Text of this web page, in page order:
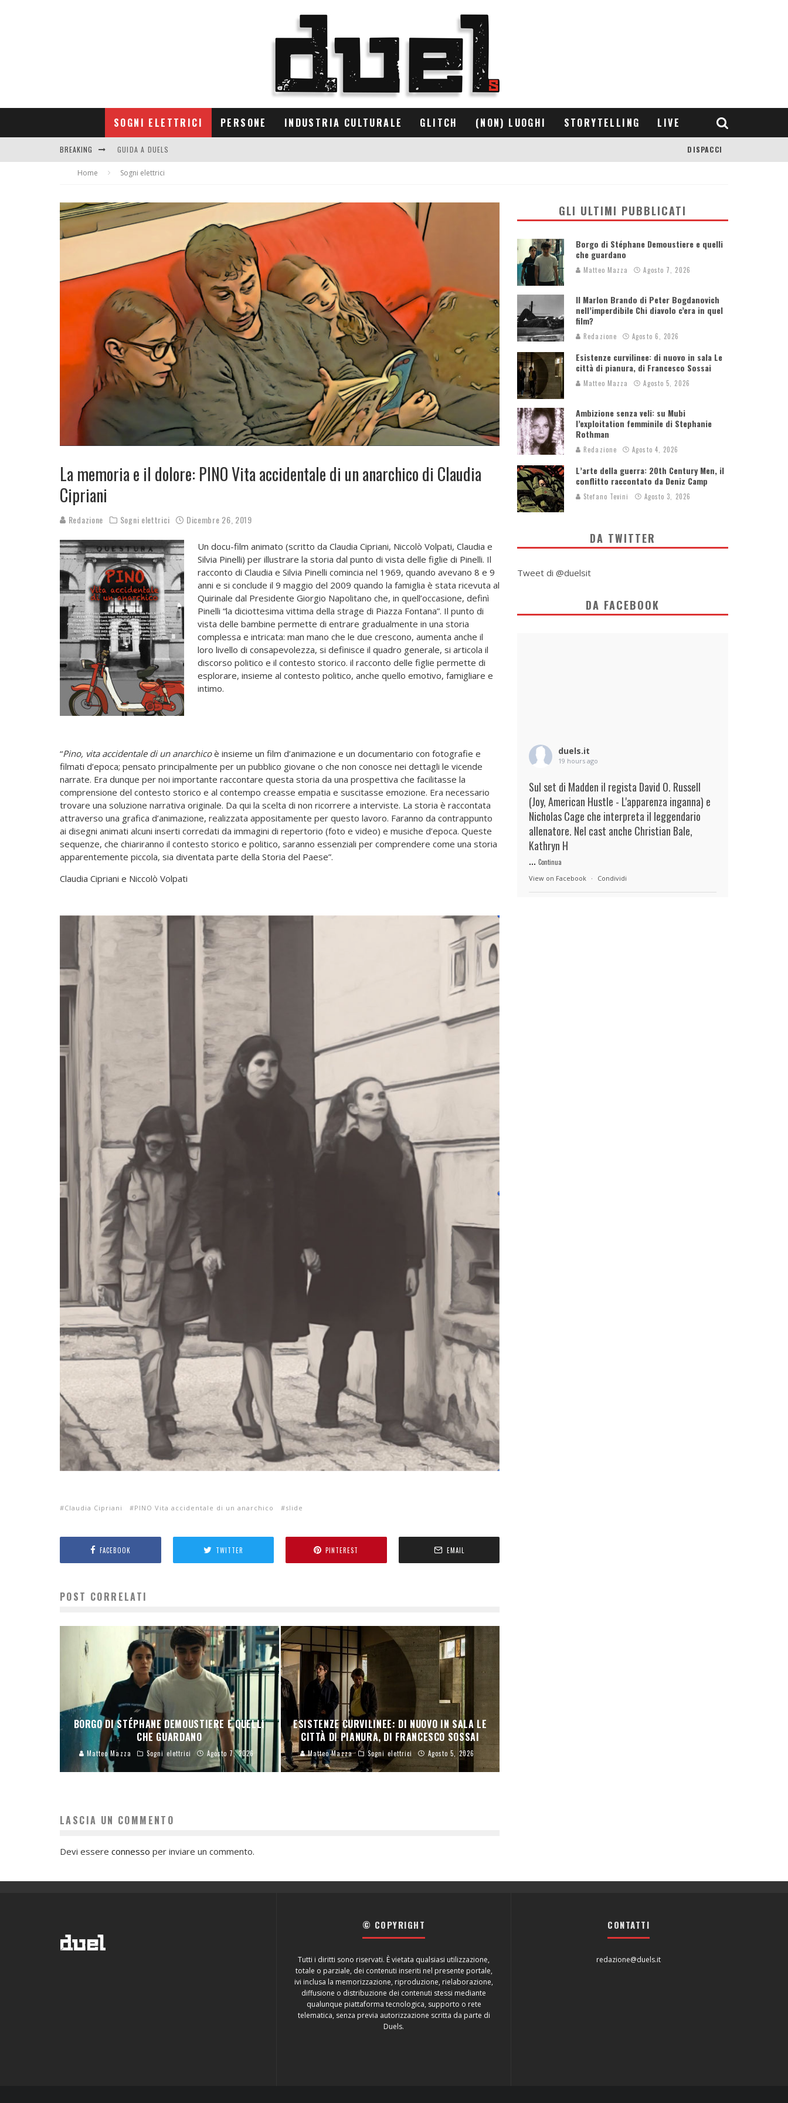
SOGNI ELETTRICI PERSONE INDUSTRIA CULTURALE GLITCH (NON) LUOGHI STORYTELLING LIVE
BREAKING GUIDA A DUELS
CONTRIBUTORS
DISPACCI
Home Sogni elettrici
La memoria e il dolore: PINO Vita accidentale di un anarchico di Claudia
Cipriani
Redazione Sogni elettrici Dicembre 26, 2019
Un docu-film animato (scritto da Claudia Cipriani, Niccolò Volpati, Claudia e
Silvia Pinelli) per illustrare la storia dal punto di vista delle figlie di Pinelli. Il
racconto di Claudia e Silvia Pinelli comincia nel 1969, quando avevano 8 e 9
anni e si conclude il 9 maggio del 2009 quando la famiglia è stata ricevuta al
Quirinale dal Presidente Giorgio Napolitano che, in quell’occasione, definì
Pinelli “la diciottesima vittima della strage di Piazza Fontana”. Il punto di
vista delle bambine permette di entrare gradualmente in una storia
complessa e intricata: man mano che le due crescono, aumenta anche il
loro livello di consapevolezza, si definisce il quadro generale, si articola il
discorso politico e il contesto storico. il racconto delle figlie permette di
esplorare, insieme al contesto politico, anche quello emotivo, famigliare e
intimo.
“Pino, vita accidentale di un anarchicoè insieme un film d’animazione e un documentario con fotografie e
filmati d’epoca; pensato principalmente per un pubblico giovane o che non conosce nei dettagli le vicende
narrate. Era dunque per noi importante raccontare questa storia da una prospettiva che facilitasse la
comprensione del contesto storico e al contempo creasse empatia e suscitasse emozione. Era necessario
trovare una soluzione narrativa originale. Da qui la scelta di non ricorrere a interviste. La storia è raccontata
attraverso una grafica d’animazione, realizzata appositamente per questo lavoro. Faranno da contrappunto
ai disegni animati alcuni inserti corredati da immagini di repertorio (foto e video) e musiche d’epoca. Queste
sequenze, che chiariranno il contesto storico e politico, saranno essenziali per comprendere come una storia
apparentemente piccola, sia diventata parte della Storia del Paese”.
Claudia Cipriani e Niccolò Volpati
Claudia Cipriani PINO Vita accidentale di un anarchico slide
FACEBOOK TWITTER PINTEREST EMAIL
POST CORRELATI
BORGO DI STÉPHANE DEMOUSTIERE E QUELLI
CHE GUARDANO
Matteo Mazza Sogni elettrici Agosto 7, 2026
ESISTENZE CURVILINEE: DI NUOVO IN SALA LE
CITTÀ DI PIANURA, DI FRANCESCO SOSSAI
Matteo Mazza Sogni elettrici Agosto 5, 2026
LASCIA UN COMMENTO
Devi essere connesso per inviare un commento.
GLI ULTIMI PUBBLICATI
Borgo di Stéphane Demoustiere e quelli
che guardano
Matteo Mazza Agosto 7, 2026
Il Marlon Brando di Peter Bogdanovich
nell’imperdibile Chi diavolo c’era in quel
film?
Redazione Agosto 6, 2026
Esistenze curvilinee: di nuovo in sala Le
città di pianura, di Francesco Sossai
Matteo Mazza Agosto 5, 2026
Ambizione senza veli: su Mubi
l’exploitation femminile di Stephanie
Rothman
Redazione Agosto 4, 2026
L’arte della guerra: 20th Century Men, il
conflitto raccontato da Deniz Camp
Stefano Tevini Agosto 3, 2026
DA TWITTER
Tweet di @duelsit
DA FACEBOOK
duels.it
19 hours ago
Sul set di Madden il regista David O. Russell
(Joy, American Hustle - L'apparenza inganna) e
Nicholas Cage che interpreta il leggendario
allenatore. Nel cast anche Christian Bale,
Kathryn H
... Continua
View on Facebook · Condividi
© COPYRIGHT
Tutti i diritti sono riservati. È vietata qualsiasi utilizzazione,
totale o parziale, dei contenuti inseriti nel presente portale,
ivi inclusa la memorizzazione, riproduzione, rielaborazione,
diffusione o distribuzione dei contenuti stessi mediante
qualunque piattaforma tecnologica, supporto o rete
telematica, senza previa autorizzazione scritta da parte di
Duels.
CONTATTI
redazione@duels.it